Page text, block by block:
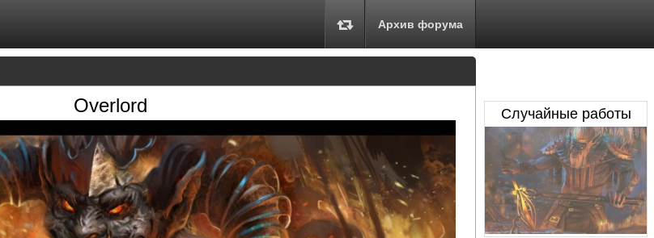
Архив форума
Overlord Случайные работы